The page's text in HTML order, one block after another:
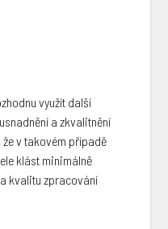
využít další
a zkvalitnění
v takovém případě
klást minimálně
kvalitu zpracování